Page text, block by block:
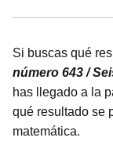
Si buscas qué
número 643 /
has llegado a la
qué resultado se
matemática.